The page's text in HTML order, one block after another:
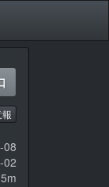
08
02